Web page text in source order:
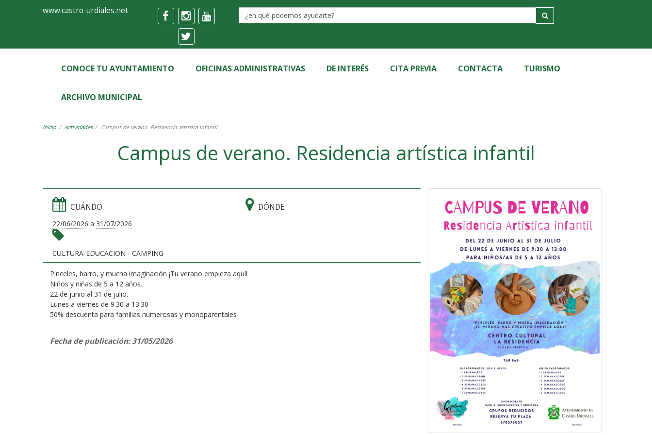
FormularioAyuntamiento
Castro-
Urdiales
www.castro-urdiales.net
CONOCE TU AYUNTAMIENTO OFICINAS ADMINISTRATIVAS DE INTERÉS CITA PREVIA CONTACTA TURISMO
ARCHIVO MUNICIPAL
Inicio Actividades Campus de verano. Residencia artística infantil
Campus de verano. Residencia artística infantil
CUÁNDO
22/06/2026 a 31/07/2026
DÓNDE
CULTURA-EDUCACION - CAMPING
Pinceles, barro, y mucha imaginación ¡Tu verano empieza aquí!
Niños y niñas de 5 a 12 años.
22 de junio al 31 de julio.
Lunes a viernes de 9.30 a 13.30
50% descuenta para familias numerosas y monoparentales
Fecha de publicación: 31/05/2026